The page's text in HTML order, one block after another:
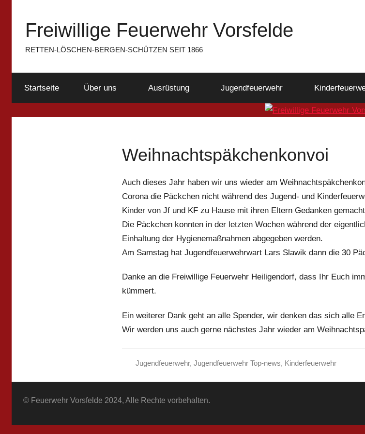
springen
Freiwillige Feuerwehr Vorsfelde
RETTEN-LÖSCHEN-BERGEN-SCHÜTZEN SEIT 1866
Startseite Über uns Ausrüstung Jugendfeuerwehr
Weihnachtspäkchenkonvoi
Auch dieses Jahr haben wir uns wieder am
Corona die Päckchen nicht während des Jugend- und
Kinder von Jf und KF zu Hause mit ihren Eltern Gedanken
Die Päckchen konnten in der letzten Wochen während der
Einhaltung der Hygienemaßnahmen abgegeben werden.
Am Samstag hat Jugendfeuerwehrwart Lars Slawik dann die 30
Danke an die Freiwillige Feuerwehr Heiligendorf, dass Ihr Euch
kümmert.
Ein weiterer Dank geht an alle Spender, wir denken das sich alle
Wir werden uns auch gerne nächstes Jahr wieder am
Jugendfeuerwehr, Jugendfeuerwehr Top-news, Kinderfeuerwehr
© Feuerwehr Vorsfelde 2024, Alle Rechte vorbehalten.